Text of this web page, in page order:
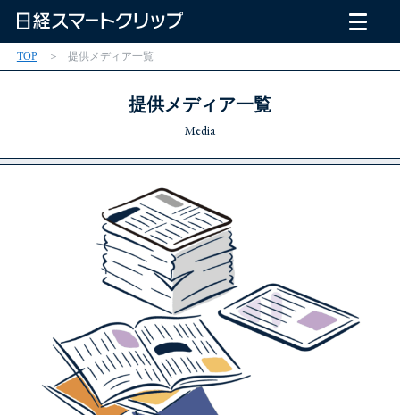
TOP 提供メディア一覧
提供メディア一覧
Media